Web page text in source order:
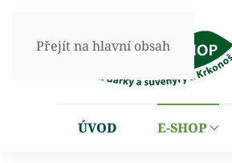
Přejít na hlavní obsah
ÚVOD E-SHOP